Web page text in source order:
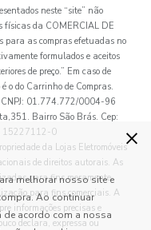
neste “site” não
físicas da COMERCIAL DE
para as compras efetuadas no
formulados e aceitos
de preço.” Em caso de
o do Carrinho de Compras.
CNPJ: 01.774.772/0004-96
Bairro São Brás. Cep:
15227112-0
da Lojas Eletromóveis
de direitos autorais. As
para fins meramente
para fins comerciais. A
informações precisas e
declara, expressa ou
×
melhorar nosso site e
Ao continuar
de acordo com a nossa